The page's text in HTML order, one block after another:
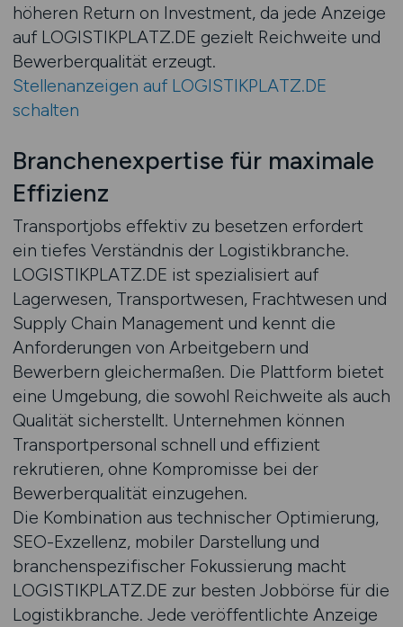
höheren Return on Investment, da jede Anzeige
auf LOGISTIKPLATZ.DE gezielt Reichweite und
Bewerberqualität erzeugt.
Stellenanzeigen auf LOGISTIKPLATZ.DE
schalten
Branchenexpertise für maximale
Effizienz
Transportjobs effektiv zu besetzen erfordert
ein tiefes Verständnis der Logistikbranche.
LOGISTIKPLATZ.DE ist spezialisiert auf
Lagerwesen, Transportwesen, Frachtwesen und
Supply Chain Management und kennt die
Anforderungen von Arbeitgebern und
Bewerbern gleichermaßen. Die Plattform bietet
eine Umgebung, die sowohl Reichweite als auch
Qualität sicherstellt. Unternehmen können
Transportpersonal schnell und effizient
rekrutieren, ohne Kompromisse bei der
Bewerberqualität einzugehen.
Die Kombination aus technischer Optimierung,
SEO-Exzellenz, mobiler Darstellung und
branchenspezifischer Fokussierung macht
LOGISTIKPLATZ.DE zur besten Jobbörse für die
Logistikbranche. Jede veröffentlichte Anzeige